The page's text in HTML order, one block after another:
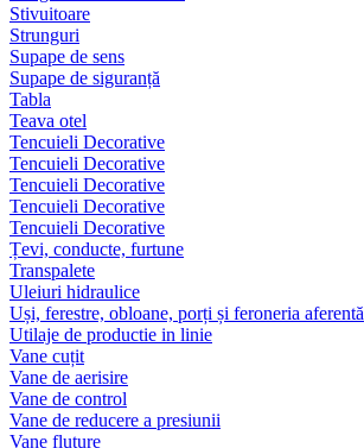
Stivuitoare
Strunguri
Supape de sens
Supape de siguranță
Tabla
Teava otel
Tencuieli Decorative
Tencuieli Decorative
Tencuieli Decorative
Tencuieli Decorative
Tencuieli Decorative
Țevi, conducte, furtune
Transpalete
Uleiuri hidraulice
Uși, ferestre, obloane, porți și feroneria aferentă
Utilaje de productie in linie
Vane cuțit
Vane de aerisire
Vane de control
Vane de reducere a presiunii
Vane fluture